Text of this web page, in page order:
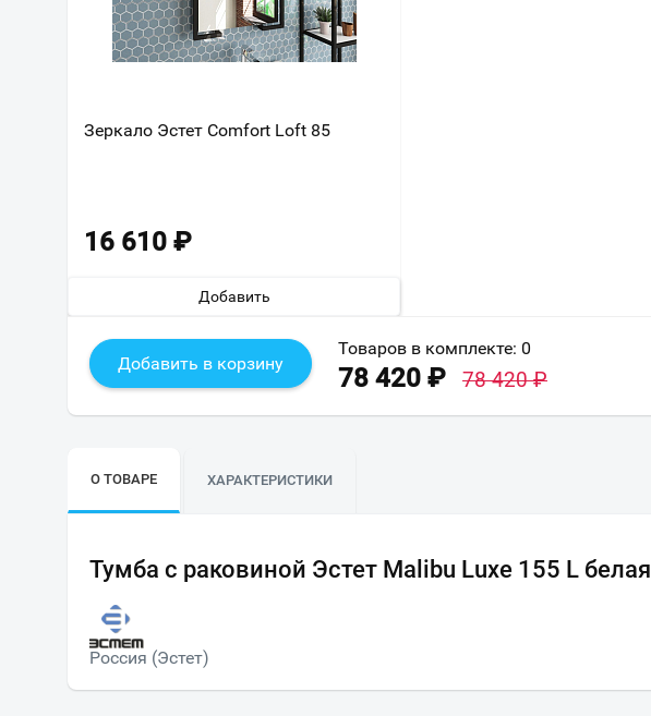
Зеркало Эстет Comfort Loft 85
16 610 ₽
Добавить
Добавить в корзину
Товаров в комплекте: 0
78 420 ₽ 78 420₽
О ТОВАРЕ ХАРАКТЕРИСТИКИ
Тумба с раковиной Эстет Malibu Luxe 155 L белая
Россия (Эстет)